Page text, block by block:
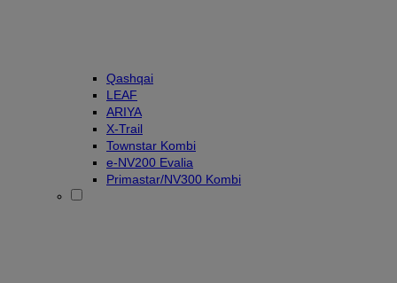
Qashqai
LEAF
ARIYA
X-Trail
Townstar Kombi
e-NV200 Evalia
Primastar/NV300 Kombi